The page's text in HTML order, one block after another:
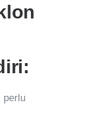
perlu